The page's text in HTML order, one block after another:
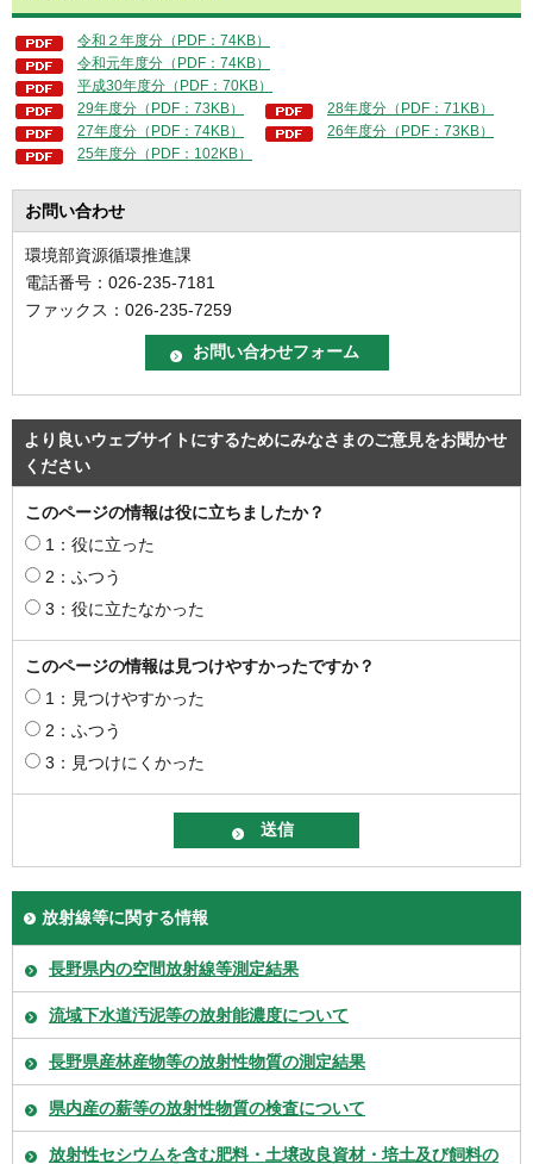
令和２年度分（PDF：74KB）
令和元年度分（PDF：74KB）
平成30年度分（PDF：70KB）
29年度分（PDF：73KB）
28年度分（PDF：71KB）
27年度分（PDF：74KB）
26年度分（PDF：73KB）
25年度分（PDF：102KB）
お問い合わせ
環境部資源循環推進課
電話番号：026-235-7181
ファックス：026-235-7259
より良いウェブサイトにするためにみなさまのご意見をお聞かせ
ください
このページの情報は役に立ちましたか？
1：役に立った
2：ふつう
3：役に立たなかった
このページの情報は見つけやすかったですか？
1：見つけやすかった
2：ふつう
3：見つけにくかった
放射線等に関する情報
長野県内の空間放射線等測定結果
流域下水道汚泥等の放射能濃度について
長野県産林産物等の放射性物質の測定結果
県内産の薪等の放射性物質の検査について
放射性セシウムを含む肥料・土壌改良資材・培土及び飼料の